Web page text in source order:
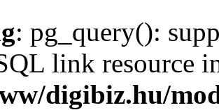
: pg_query():
link resource
digibiz.hu/